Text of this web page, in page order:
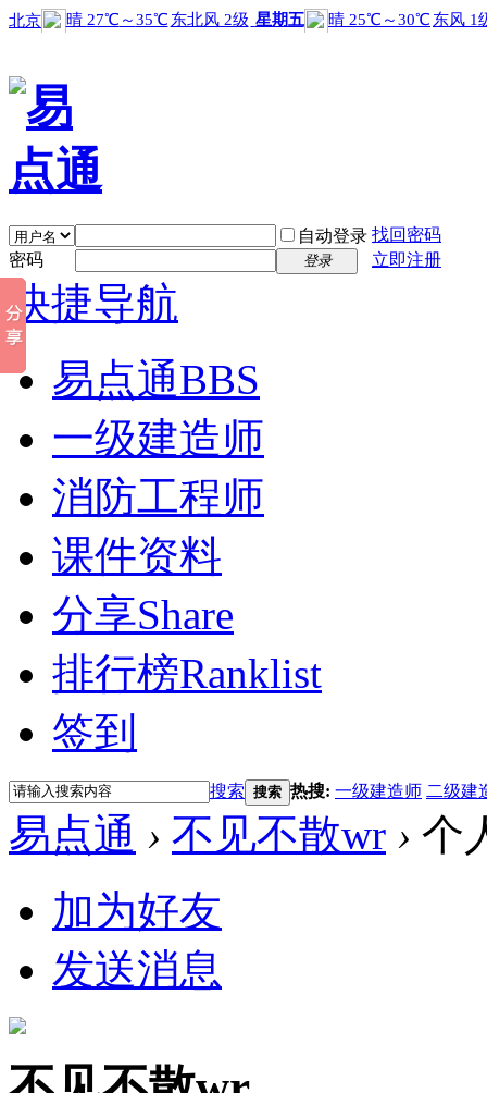
自动登录 找回密码
密码
登录 立即注册
快捷导航
易点通BBS
一级建造师
消防工程师
课件资料
分享Share
排行榜Ranklist
签到
搜索 搜索 热搜: 一级建造师 二级建
易点通 › 不见不散wr › 个
加为好友
发送消息